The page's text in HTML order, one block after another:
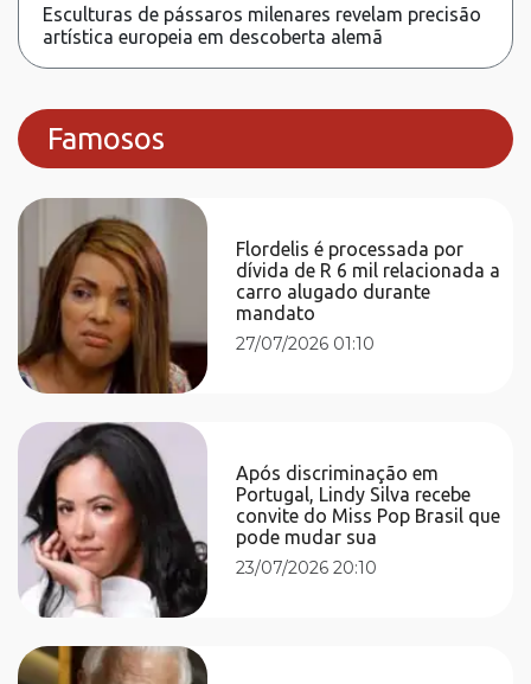
Esculturas de pássaros milenares revelam precisão
artística europeia em descoberta alemã
Famosos
Flordelis é processada por
dívida de R 6 mil relacionada a
carro alugado durante
mandato
27/07/2026 01:10
Após discriminação em
Portugal, Lindy Silva recebe
convite do Miss Pop Brasil que
pode mudar sua
23/07/2026 20:10